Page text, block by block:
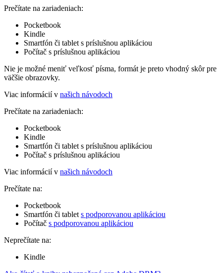
Prečítate na zariadeniach:
Pocketbook
Kindle
Smartfón či tablet s príslušnou aplikáciou
Počítač s príslušnou aplikáciou
Nie je možné meniť veľkosť písma, formát je preto vhodný skôr pre
väčšie obrazovky.
Viac informácií v našich návodoch
Prečítate na zariadeniach:
Pocketbook
Kindle
Smartfón či tablet s príslušnou aplikáciou
Počítač s príslušnou aplikáciou
Viac informácií v našich návodoch
Prečítate na:
Pocketbook
Smartfón či tablet s podporovanou aplikáciou
Počítač s podporovanou aplikáciou
Neprečítate na:
Kindle